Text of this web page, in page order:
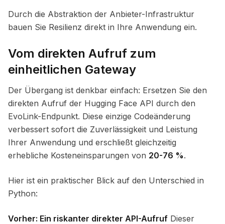
Durch die Abstraktion der Anbieter-Infrastruktur
bauen Sie Resilienz direkt in Ihre Anwendung ein.
Vom direkten Aufruf zum
einheitlichen Gateway
Der Übergang ist denkbar einfach: Ersetzen Sie den
direkten Aufruf der Hugging Face API durch den
EvoLink-Endpunkt. Diese einzige Codeänderung
verbessert sofort die Zuverlässigkeit und Leistung
Ihrer Anwendung und erschließt gleichzeitig
erhebliche Kosteneinsparungen von 20-76 %.
Hier ist ein praktischer Blick auf den Unterschied in
Python:
Vorher: Ein riskanter direkter API-Aufruf Dieser